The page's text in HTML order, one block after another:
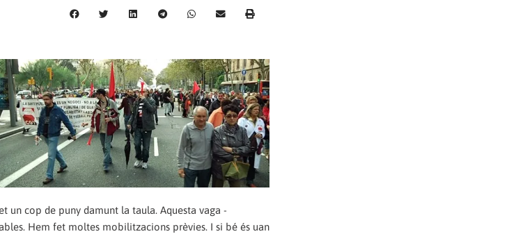
un cop de puny damunt la taula. Aquesta vaga -
Hem fet moltes mobilitzacions prèvies. I si bé és uan